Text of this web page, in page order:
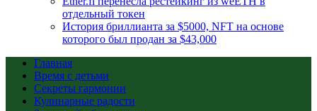
отдельный токен
История бриллианта за $5000, NFT на основе
которого был продан за $43,000
Главная
Время с детьми
Секреты гармонии
Кулинарные радости